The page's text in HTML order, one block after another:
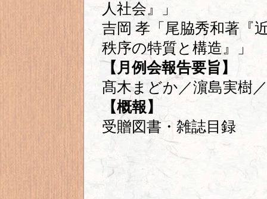
人社会』」
吉岡 孝「尾脇秀和著『
秩序の特質と構造』」
【月例会報告要旨】
髙木まどか／濵島実樹
【概報】
受贈図書・雑誌目録